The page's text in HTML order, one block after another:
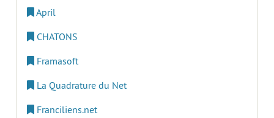
April
CHATONS
Framasoft
La Quadrature du Net
Franciliens.net